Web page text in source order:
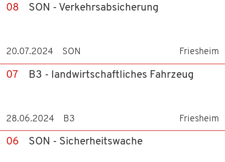
20.07.2024 SON Friesheim
08 SON - Verkehrsabsicherung
28.06.2024 B3 Friesheim
07 B3 - landwirtschaftliches Fahrzeug
06 SON - Sicherheitswache